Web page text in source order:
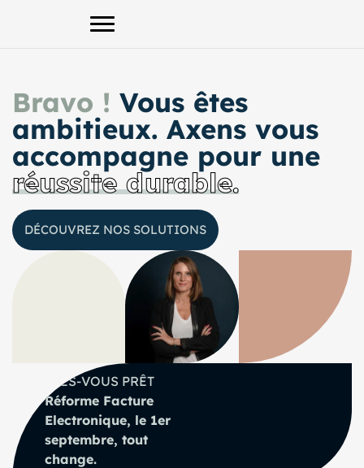
Afficher le menu principal
Bravo ! Vous êtes
ambitieux. Axens vous
accompagne pour une
réussite durable.
DÉCOUVREZ NOS SOLUTIONS
ÊTES-VOUS PRÊT
Réforme Facture
Electronique, le 1er
septembre, tout
change.